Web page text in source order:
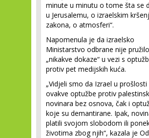
minute u minutu o tome šta se
u Jerusalemu, o izraelskim
zakona, o atmosferi“.
Napomenula je da izraelsko
Ministarstvo odbrane nije pružilo
„nikakve dokaze“ u vezi s
protiv pet medijskih kuća.
„Vidjeli smo da Izrael u prošlosti
ovakve optužbe protiv
novinara bez osnova, čak i
koje su demantirane. Ipak,
platili svojom slobodom ili
životima zbog njih“, kazala je